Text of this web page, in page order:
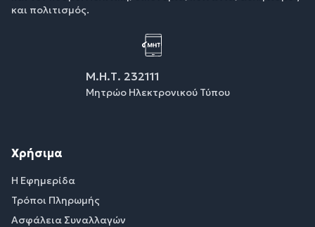
και πολιτισμός.
Μ.Η.Τ. 232111
Μητρώο Ηλεκτρονικού Τύπου
Χρήσιμα
Η Εφημερίδα
Τρόποι Πληρωμής
Ασφάλεια Συναλλαγών